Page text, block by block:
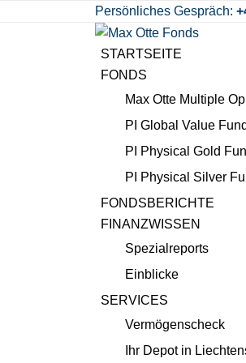
Persönliches Gespräch:
STARTSEITE
FONDS
Max Otte Multiple
PI Global Value Fund
PI Physical Gold
PI Physical Silver
FONDSBERICHTE
FINANZWISSEN
Spezialreports
Einblicke
SERVICES
Vermögenscheck
Ihr Depot in